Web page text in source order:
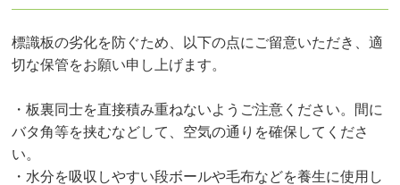
標識板の劣化を防ぐため、以下の点にご留意いただき、適
切な保管をお願い申し上げます。
・板裏同士を直接積み重ねないようご注意ください。間に
バタ角等を挟むなどして、空気の通りを確保してくださ
い。
・水分を吸収しやすい段ボールや毛布などを養生に使用し